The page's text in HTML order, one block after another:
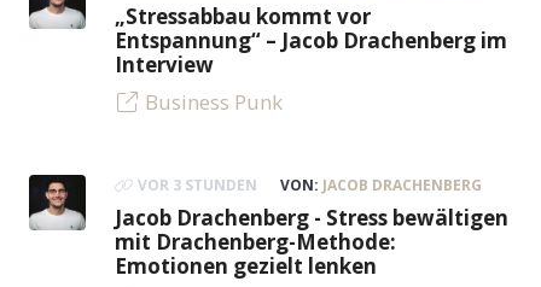
„Stressabbau kommt vor
Entspannung“ – Jacob Drachenberg im
Interview
Business Punk
VOR 3 STUNDEN VON: JACOB DRACHENBERG
Jacob Drachenberg - Stress bewältigen
mit Drachenberg-Methode:
Emotionen gezielt lenken